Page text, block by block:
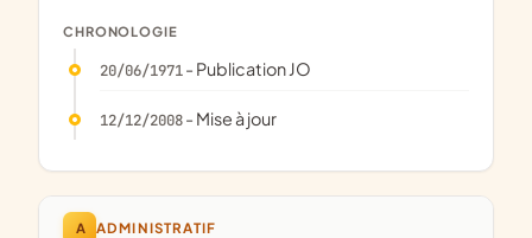
CHRONOLOGIE
20/06/1971- Publication JO
12/12/2008- Mise à jour
A ADMINISTRATIF